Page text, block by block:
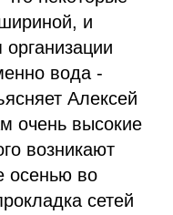
и
вода -
Алексей
очень высокие
возникают
осенью во
сетей